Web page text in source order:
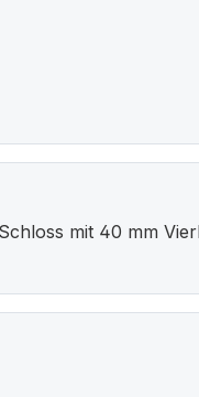
mit 40 mm